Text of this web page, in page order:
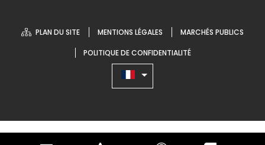
PLAN DU SITE MENTIONS LÉGALES MARCHÉS PUBLICS
POLITIQUE DE CONFIDENTIALITÉ